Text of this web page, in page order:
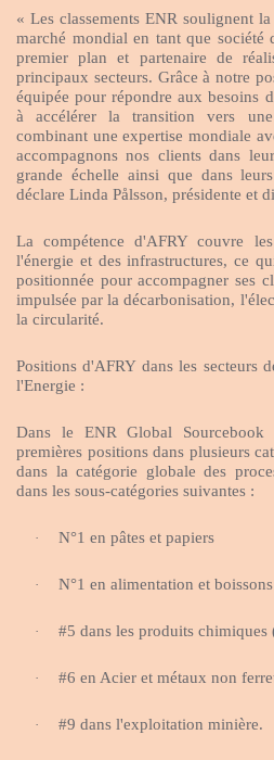
« Les classements ENR soulignent
marché mondial en tant que société
premier plan et partenaire de
principaux secteurs. Grâce à notre
équipée pour répondre aux besoins
à accélérer la transition vers
combinant une expertise mondiale
accompagnons nos clients dans
grande échelle ainsi que dans
déclare Linda Pålsson, présidente et
La compétence d'AFRY couvre
l'énergie et des infrastructures, ce
positionnée pour accompagner ses
impulsée par la décarbonisation,
la circularité.
Positions d'AFRY dans les secteurs
l'Energie :
Dans le ENR Global
premières positions dans plusieurs
dans la catégorie globale des
dans les sous-catégories suivantes :
· N°1 en pâtes et papiers
· N°1 en alimentation et boissons
· #5 dans les produits chimiques
· #6 en Acier et métaux non
· #9 dans l'exploitation minière.